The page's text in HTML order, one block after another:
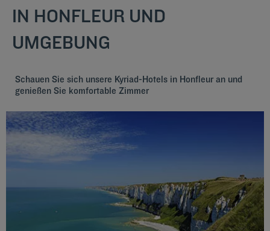
IN HONFLEUR UND
UMGEBUNG
Schauen Sie sich unsere Kyriad-Hotels in Honfleur an und
genießen Sie komfortable Zimmer